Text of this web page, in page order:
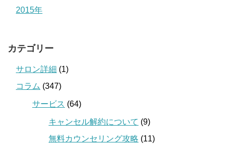
2015年
カテゴリー
サロン詳細 (1)
コラム (347)
サービス (64)
キャンセル解約について (9)
無料カウンセリング攻略 (11)